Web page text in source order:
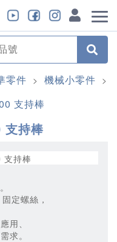
零件 > 機械小零件 >
支持棒
支持棒
定螺絲，
用、
求。